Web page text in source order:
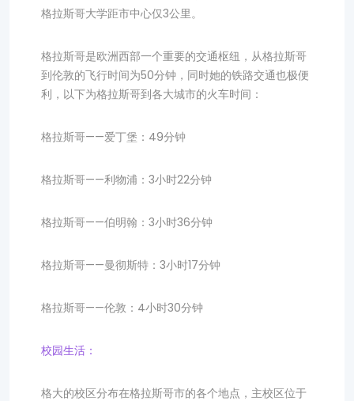
格拉斯哥大学距市中心仅3公里。
格拉斯哥是欧洲西部一个重要的交通枢纽，从格拉斯哥
到伦敦的飞行时间为50分钟，同时她的铁路交通也极便
利，以下为格拉斯哥到各大城市的火车时间：
格拉斯哥——爱丁堡：49分钟
格拉斯哥——利物浦：3小时22分钟
格拉斯哥——伯明翰：3小时36分钟
格拉斯哥——曼彻斯特：3小时17分钟
格拉斯哥——伦敦：4小时30分钟
校园生活：
格大的校区分布在格拉斯哥市的各个地点，主校区位于